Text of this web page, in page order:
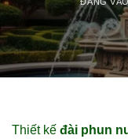
Thiết kế đài phun